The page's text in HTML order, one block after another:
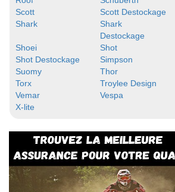
Scott
Scott Destockage
Shark
Shark
Destockage
Shoei
Shot
Shot Destockage
Simpson
Suomy
Thor
Torx
Troylee Design
Vemar
Vespa
X-lite